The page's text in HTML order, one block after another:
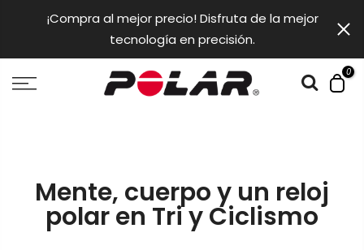
¡Compra al mejor precio! Disfruta de la mejor
tecnología en precisión.
0
Mente, cuerpo y un reloj
polar en Tri y Ciclismo